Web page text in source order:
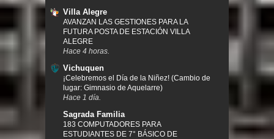
Villa Alegre
AVANZAN LAS GESTIONES PARA LA
FUTURA POSTA DE ESTACIÓN VILLA
ALEGRE
Hace 4 horas.
Vichuquen
¡Celebremos el Día de la Niñez! (Cambio de
lugar: Gimnasio de Aquelarre)
Hace 1 día.
Sagrada Familia
183 COMPUTADORES PARA
ESTUDIANTES DE 7° BÁSICO DE